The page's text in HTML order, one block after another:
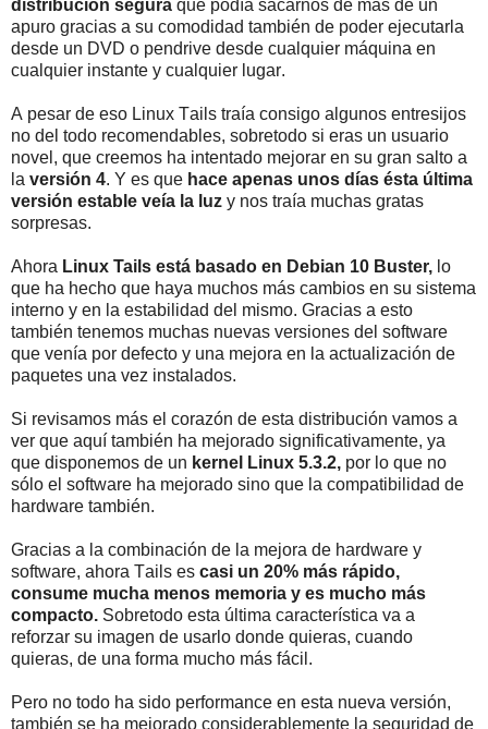
distribución segura que podía sacarnos de más de un
apuro gracias a su comodidad también de poder ejecutarla
desde un DVD o pendrive desde cualquier máquina en
cualquier instante y cualquier lugar.
A pesar de eso Linux Tails traía consigo algunos entresijos
no del todo recomendables, sobretodo si eras un usuario
novel, que creemos ha intentado mejorar en su gran salto a
la versión 4. Y es que hace apenas unos días ésta última
versión estable veía la luz y nos traía muchas gratas
sorpresas.
Ahora Linux Tails está basado en Debian 10 Buster, lo
que ha hecho que haya muchos más cambios en su sistema
interno y en la estabilidad del mismo. Gracias a esto
también tenemos muchas nuevas versiones del software
que venía por defecto y una mejora en la actualización de
paquetes una vez instalados.
Si revisamos más el corazón de esta distribución vamos a
ver que aquí también ha mejorado significativamente, ya
que disponemos de un kernel Linux 5.3.2, por lo que no
sólo el software ha mejorado sino que la compatibilidad de
hardware también.
Gracias a la combinación de la mejora de hardware y
software, ahora Tails es casi un 20% más rápido,
consume mucha menos memoria y es mucho más
compacto. Sobretodo esta última característica va a
reforzar su imagen de usarlo donde quieras, cuando
quieras, de una forma mucho más fácil.
Pero no todo ha sido performance en esta nueva versión,
también se ha mejorado considerablemente la seguridad de